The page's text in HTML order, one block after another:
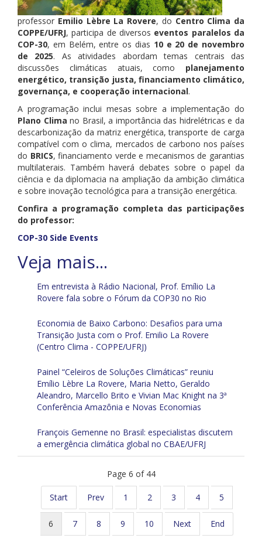
professor Emilio Lèbre La Rovere, do Centro Clima da
COPPE/UFRJ, participa de diversos eventos paralelos da
COP-30, em Belém, entre os dias 10 e 20 de novembro
de 2025. As atividades abordam temas centrais das
discussões climáticas atuais, como planejamento
energético, transição justa, financiamento climático,
governança, e cooperação internacional.
A programação inclui mesas sobre a implementação do
Plano Clima no Brasil, a importância das hidrelétricas e da
descarbonização da matriz energética, transporte de carga
compatível com o clima, mercados de carbono nos países
do BRICS, financiamento verde e mecanismos de garantias
multilaterais. Também haverá debates sobre o papel da
ciência e da diplomacia na ampliação da ambição climática
e sobre inovação tecnológica para a transição energética.
Confira a programação completa das participações
do professor:
COP-30 Side Events
Em entrevista à Rádio Nacional, Prof. Emílio La
Rovere fala sobre o Fórum da COP30 no Rio
Economia de Baixo Carbono: Desafios para uma
Transição Justa com o Prof. Emilio La Rovere
(Centro Clima - COPPE/UFRJ)
Painel “Celeiros de Soluções Climáticas” reuniu
Emílio Lèbre La Rovere, Maria Netto, Geraldo
Aleandro, Marcello Brito e Vivian Mac Knight na 3ª
Conferência Amazônia e Novas Economias
François Gemenne no Brasil: especialistas discutem
a emergência climática global no CBAE/UFRJ
Page 6 of 44
Start Prev 1 2 3 4 5
6 7 8 9 10 Next End